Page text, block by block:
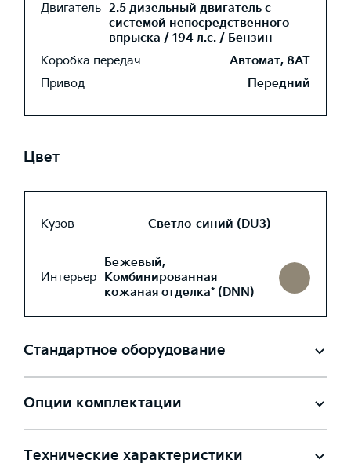
Двигатель 2.5 дизельный двигатель с
системой непосредственного
впрыска / 194 л.с. / Бензин
Коробка передач
Автомат, 8AT
Привод
Передний
Цвет
Кузов Светло-синий (DU3)
Интерьер
Бежевый,
Комбинированная
кожаная отделка* (DNN)
Стандартное оборудование
Опции комплектации
Технические характеристики